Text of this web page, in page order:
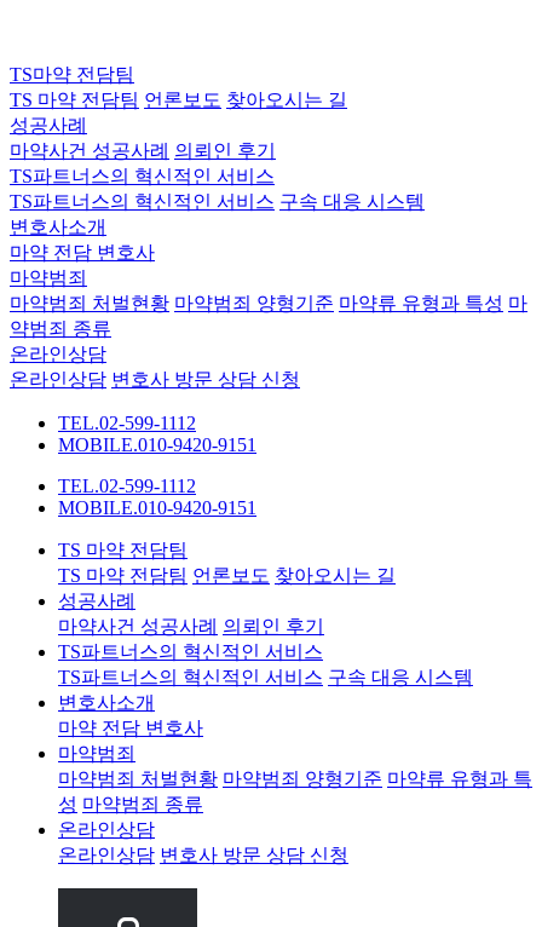
TS마약 전담팀
TS 마약 전담팀 언론보도 찾아오시는 길
성공사례
마약사건 성공사례 의뢰인 후기
TS파트너스의 혁신적인 서비스
TS파트너스의 혁신적인 서비스 구속 대응 시스템
변호사소개
마약 전담 변호사
마약범죄
마약범죄 처벌현황 마약범죄 양형기준 마약류 유형과 특성 마
약범죄 종류
온라인상담
온라인상담 변호사 방문 상담 신청
TEL.02-599-1112
MOBILE.010-9420-9151
TEL.02-599-1112
MOBILE.010-9420-9151
TS 마약 전담팀
TS 마약 전담팀 언론보도 찾아오시는 길
성공사례
마약사건 성공사례 의뢰인 후기
TS파트너스의 혁신적인 서비스
TS파트너스의 혁신적인 서비스 구속 대응 시스템
변호사소개
마약 전담 변호사
마약범죄
마약범죄 처벌현황 마약범죄 양형기준 마약류 유형과 특
성 마약범죄 종류
온라인상담
온라인상담 변호사 방문 상담 신청